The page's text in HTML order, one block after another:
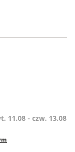
11.08 - czw. 13.08